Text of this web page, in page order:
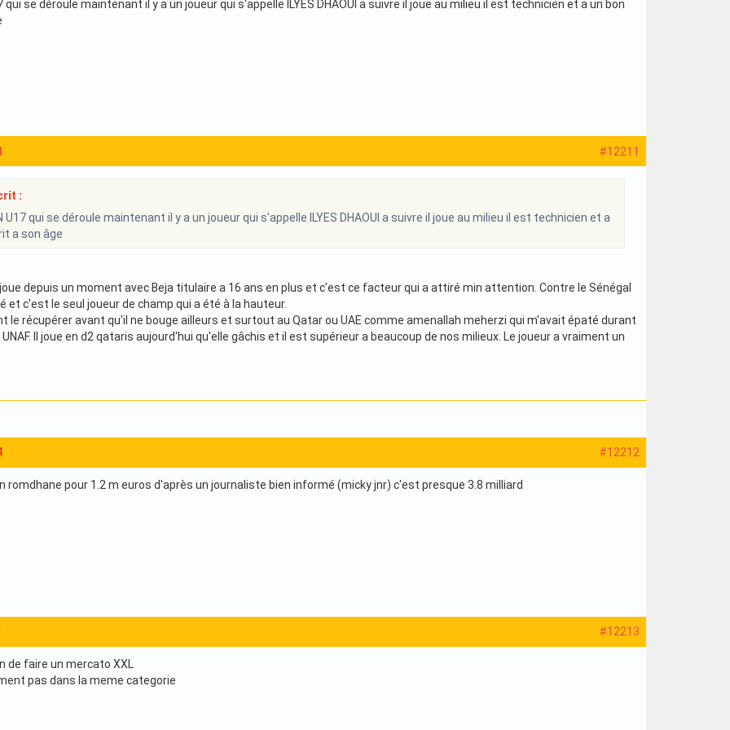
qui se déroule maintenant il y a un joueur qui s'appelle ILYES DHAOUI a suivre il joue au milieu il est technicien et a un bon
#12211
:
U17 qui se déroule maintenant il y a un joueur qui s'appelle ILYES DHAOUI a suivre il joue au milieu il est technicien et a
a son âge
depuis un moment avec Beja titulaire a 16 ans en plus et c'est ce facteur qui a attiré min attention. Contre le Sénégal
et c'est le seul joueur de champ qui a été à la hauteur.
le récupérer avant qu'il ne bouge ailleurs et surtout au Qatar ou UAE comme amenallah meherzi qui m'avait épaté durant
Il joue en d2 qataris aujourd'hui qu'elle gâchis et il est supérieur a beaucoup de nos milieux. Le joueur a vraiment un
#12212
romdhane pour 1.2 m euros d'après un journaliste bien informé (micky jnr) c'est presque 3.8 milliard
#12213
de faire un mercato XXL
pas dans la meme categorie